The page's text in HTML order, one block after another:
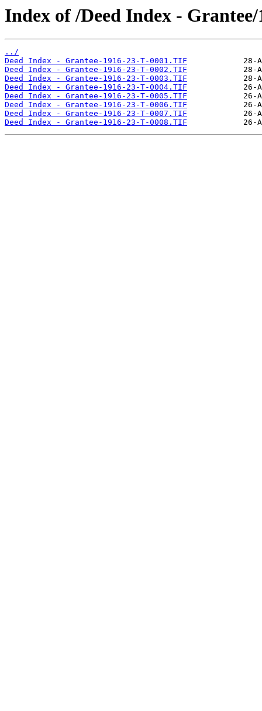
Index of /Deed Index -
../
Deed Index - Grantee-1916-23-T-0001.TIF
Deed Index - Grantee-1916-23-T-0002.TIF
Deed Index - Grantee-1916-23-T-0003.TIF
Deed Index - Grantee-1916-23-T-0004.TIF
Deed Index - Grantee-1916-23-T-0005.TIF
Deed Index - Grantee-1916-23-T-0006.TIF
Deed Index - Grantee-1916-23-T-0007.TIF
Deed Index - Grantee-1916-23-T-0008.TIF